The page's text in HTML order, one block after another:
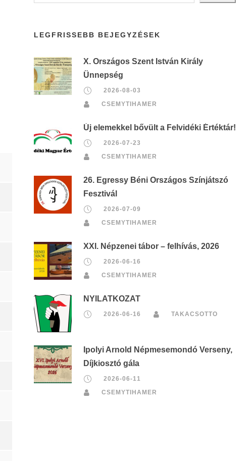
LEGFRISSEBB BEJEGYZÉSEK
X. Országos Szent István Király
Ünnepség
2026-08-03
CSEMYTIHAMER
Új elemekkel bővült a Felvidéki Értéktár!
2026-07-23
CSEMYTIHAMER
26. Egressy Béni Országos Színjátszó
Fesztivál
2026-07-09
CSEMYTIHAMER
XXI. Népzenei tábor – felhívás, 2026
2026-06-16
CSEMYTIHAMER
NYILATKOZAT
2026-06-16 TAKACSOTTO
Ipolyi Arnold Népmesemondó Verseny,
Díjkiosztó gála
2026-06-11
CSEMYTIHAMER